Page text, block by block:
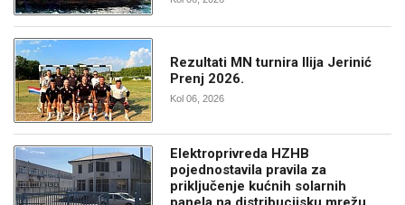
Rezultati MN turnira Ilija Jerinić
Prenj 2026.
Kol 06, 2026
Elektroprivreda HZHB
pojednostavila pravila za
priključenje kućnih solarnih